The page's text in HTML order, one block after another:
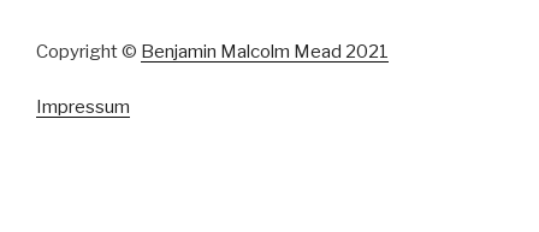
Copyright © Benjamin Malcolm Mead 2021
Impressum